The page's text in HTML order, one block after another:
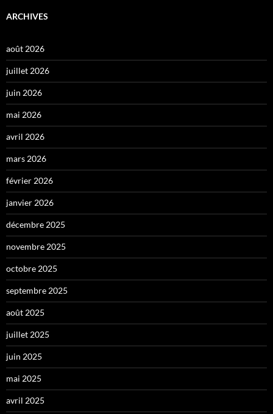
ARCHIVES
août 2026
juillet 2026
juin 2026
mai 2026
avril 2026
mars 2026
février 2026
janvier 2026
décembre 2025
novembre 2025
octobre 2025
septembre 2025
août 2025
juillet 2025
juin 2025
mai 2025
avril 2025